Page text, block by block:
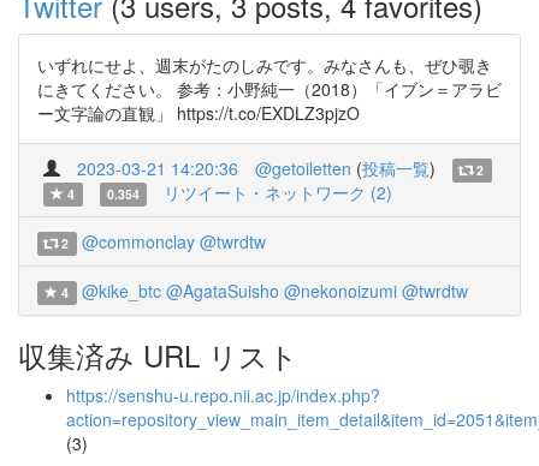
いずれにせよ、週末がたのしみです。みなさんも、ぜひ覗き
にきてください。 参考：小野純一（2018）「イブン＝アラビ
ー文字論の直観」 https://t.co/EXDLZ3pjzO
2023-03-21 14:20:36 @getoiletten (投稿一覧)
2
4
0.354 リツイート・ネットワーク (2)
2 @commonclay @twrdtw
4 @kike_btc @AgataSuisho @nekonoizumi @twrdtw
収集済み URL リスト
https://senshu-u.repo.nii.ac.jp/index.php?
(3)